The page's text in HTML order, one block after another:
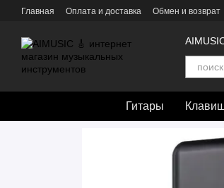
Перейти к основному контенту
Главная Оплата и доставка Обмен и возврат
Гитары